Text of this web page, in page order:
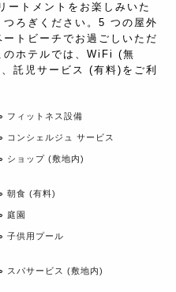
ートメントをお楽しみいた
ろぎください。5 つの屋外
トビーチでお過ごしいただ
のホテルでは、WiFi (無
託児サービス (有料)をご利
フィットネス設備
コンシェルジュ サービス
ショップ (敷地内)
朝食 (有料)
庭園
子供用プール
スパサービス (敷地内)